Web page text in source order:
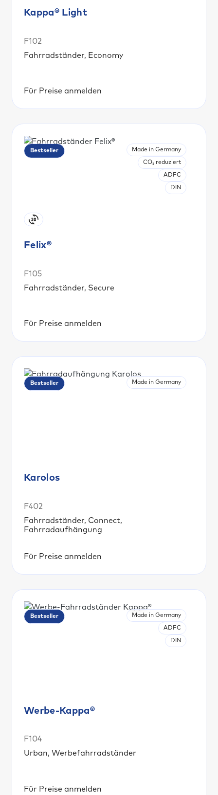
Kappa® Light
F102
Fahrradständer, Economy
Für Preise anmelden
Bestseller Made in Germany
CO₂ reduziert
ADFC
DIN
Felix®
F105
Fahrradständer, Secure
Für Preise anmelden
Bestseller Made in Germany
Karolos
F402
Fahrradständer, Connect,
Fahrradaufhängung
Für Preise anmelden
Bestseller Made in Germany
ADFC
DIN
Werbe-Kappa®
F104
Urban, Werbefahrradständer
Für Preise anmelden